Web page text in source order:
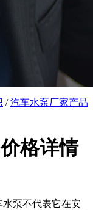
/汽车水泵厂家产品
格详情
泵不代表它在安